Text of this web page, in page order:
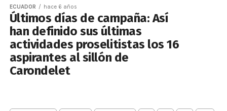
ECUADOR hace 6 años
Últimos días de campaña: Así
han definido sus últimas
actividades proselitistas los 16
aspirantes al sillón de
Carondelet